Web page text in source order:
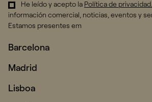
He leído y acepto la Política de privacidad.
información comercial, noticias, eventos y
Estamos presentes em
Barcelona
Madrid
Lisboa